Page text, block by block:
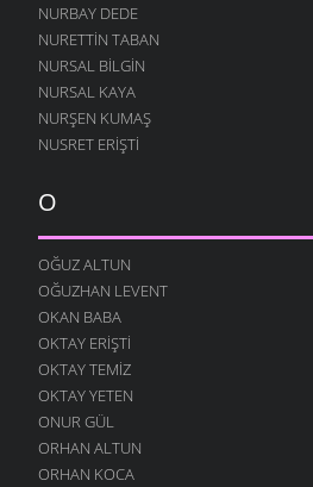
NURBAY DEDE
NURETTIN TABAN
NURSAL BILGIN
NURSAL KAYA
NURŞEN KUMAŞ
NUSRET ERIŞTI
O
OĞUZ ALTUN
OĞUZHAN LEVENT
OKAN BABA
OKTAY ERIŞTI
OKTAY TEMIZ
OKTAY YETEN
ONUR GÜL
ORHAN ALTUN
ORHAN KOCA